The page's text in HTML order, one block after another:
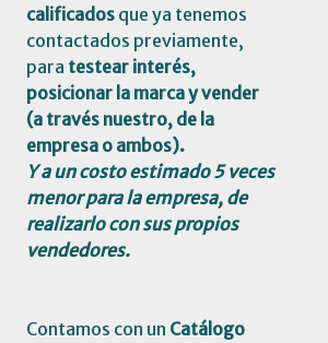
calificados que ya tenemos
contactados previamente,
para testear interés,
posicionar la marca y vender
(a través nuestro, de la
empresa o ambos).
Y a un costo estimado 5 veces
menor para la empresa, de
realizarlo con sus propios
vendedores.
Contamos con un Catálogo